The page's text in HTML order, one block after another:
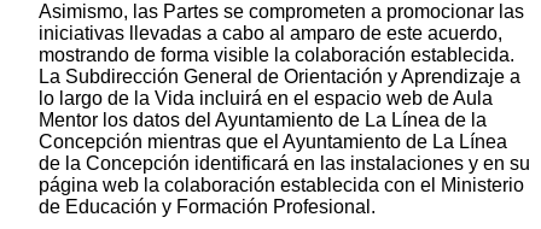
Asimismo, las Partes se comprometen a promocionar las
iniciativas llevadas a cabo al amparo de este acuerdo,
mostrando de forma visible la colaboración establecida.
La Subdirección General de Orientación y Aprendizaje a
lo largo de la Vida incluirá en el espacio web de Aula
Mentor los datos del Ayuntamiento de La Línea de la
Concepción mientras que el Ayuntamiento de La Línea
de la Concepción identificará en las instalaciones y en su
página web la colaboración establecida con el Ministerio
de Educación y Formación Profesional.